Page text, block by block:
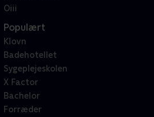
Oiii
Populært
Klovn
Badehotellet
Sygeplejeskolen
X Factor
Bachelor
Forræder